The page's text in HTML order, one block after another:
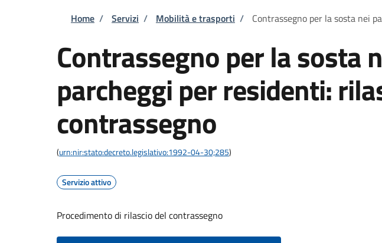
Briciole di pane
Home / Servizi / Mobilità e trasporti / Contrassegno per la sosta nei
Contrassegno per la sosta
parcheggi per residenti:
contrassegno
(urn:nir:stato:decreto.legislativo:1992-04-30;285)
Servizio attivo
Procedimento di rilascio del contrassegno